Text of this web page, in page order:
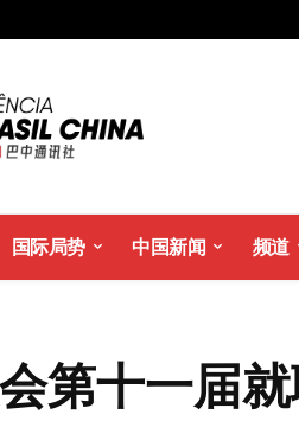
国际局势 中国新闻 频道
第十一届